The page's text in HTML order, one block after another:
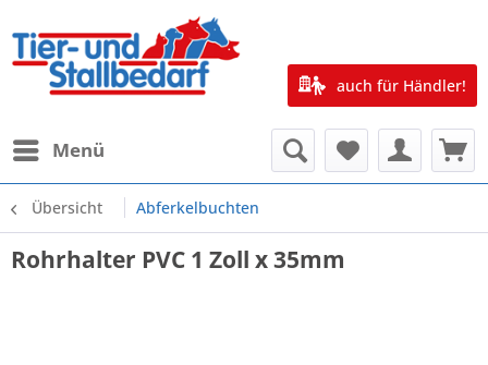
Menü
auch für Händler!
Übersicht Abferkelbuchten
Rohrhalter PVC 1 Zoll x 35mm